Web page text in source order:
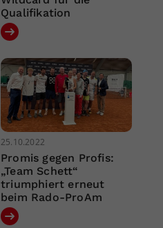
Qualifikation
25.10.2022
Promis gegen Profis:
„Team Schett“
triumphiert erneut
beim Rado-ProAm